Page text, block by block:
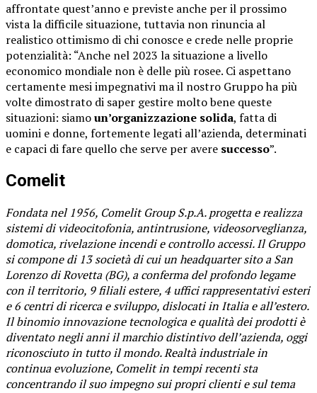
affrontate quest’anno e previste anche per il prossimo
vista la difficile situazione, tuttavia non rinuncia al
realistico ottimismo di chi conosce e crede nelle proprie
potenzialità: “Anche nel 2023 la situazione a livello
economico mondiale non è delle più rosee. Ci aspettano
certamente mesi impegnativi ma il nostro Gruppo ha più
volte dimostrato di saper gestire molto bene queste
situazioni: siamoun’organizzazione solida, fatta di
uomini e donne, fortemente legati all’azienda, determinati
e capaci di fare quello che serve per avere successo”.
Comelit
Fondata nel 1956, Comelit Group S.p.A. progetta e realizza
sistemi di videocitofonia, antintrusione, videosorveglianza,
domotica, rivelazione incendi e controllo accessi. Il Gruppo
si compone di 13 società di cui un headquarter sito a San
Lorenzo di Rovetta (BG), a conferma del profondo legame
con il territorio, 9 filiali estere, 4 uffici rappresentativi esteri
e 6 centri di ricerca e sviluppo, dislocati in Italia e all’estero.
Il binomio innovazione tecnologica e qualità dei prodotti è
diventato negli anni il marchio distintivo dell’azienda, oggi
riconosciuto in tutto il mondo. Realtà industriale in
continua evoluzione, Comelit in tempi recenti sta
concentrando il suo impegno sui propri clienti e sul tema